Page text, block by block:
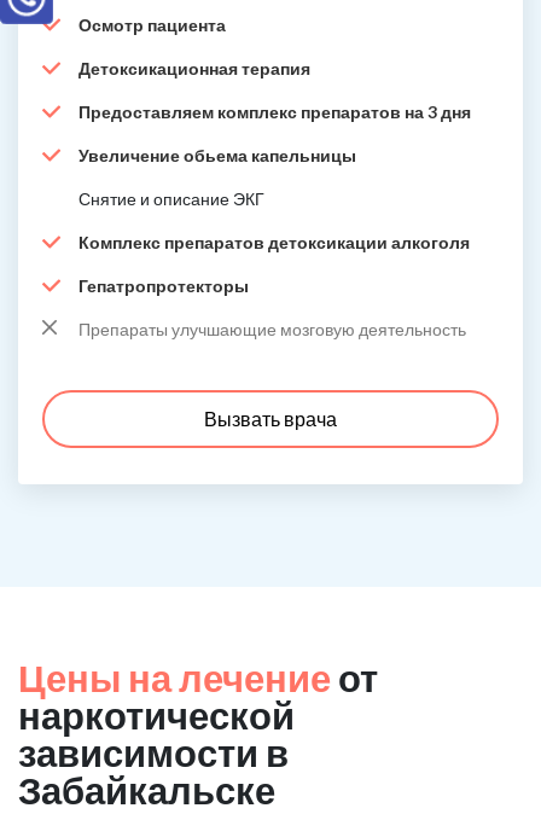
Осмотр пациента
Детоксикационная терапия
Предоставляем комплекс препаратов на 3 дня
Увеличение обьема капельницы
Снятие и описание ЭКГ
Комплекс препаратов детоксикации алкоголя
Гепатропротекторы
Препараты улучшающие мозговую деятельность
Вызвать врача
Цены на лечение от
наркотической
зависимости в
Забайкальске